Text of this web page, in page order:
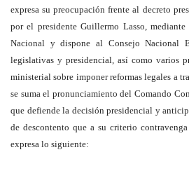
expresa su preocupación frente al decreto
por el presidente Guillermo Lasso,
Nacional y dispone al Consejo Nacional
legislativas y presidencial, así como varios
ministerial sobre imponer reformas legales a
se suma el pronunciamiento del Comando
que defiende la decisión presidencial y
de descontento que a su criterio
expresa lo siguiente: